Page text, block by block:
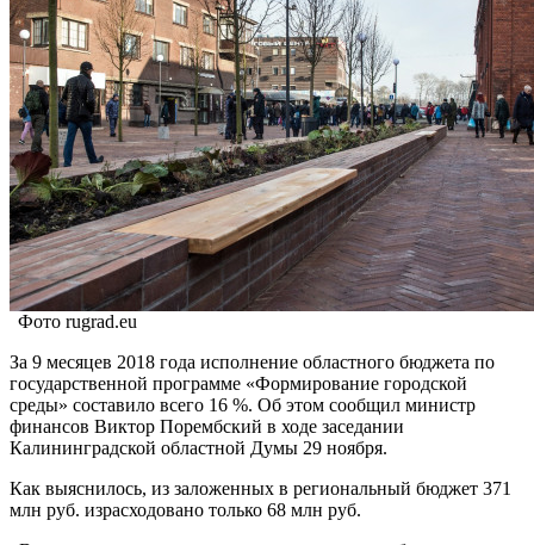
Фото rugrad.eu
За 9 месяцев 2018 года исполнение областного бюджета по
государственной программе «Формирование городской
среды» составило всего 16 %. Об этом сообщил министр
финансов Виктор Порембский в ходе заседании
Калининградской областной Думы 29 ноября.
Как выяснилось, из заложенных в региональный бюджет 371
млн руб. израсходовано только 68 млн руб.